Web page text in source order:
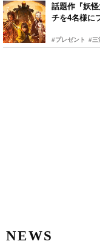
話題作『妖
チを4名様に
#プレゼント #三
NEWS